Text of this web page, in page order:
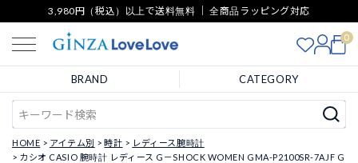
3,980円（税込）以上で送料無料 ｜ 全商品ラッピング対応
0
BRAND CATEGORY
HOME アイテム別 時計
レディース腕時計
カシオ CASIO 腕時計 レディース G－SHOCK WOMEN GMA-P2100SR-7AJF G